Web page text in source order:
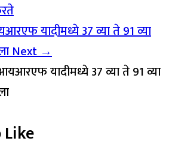
यादीमध्ये 37 व्या ते 91 व्या
Next →
Like